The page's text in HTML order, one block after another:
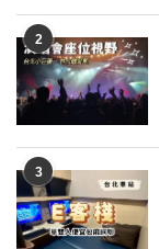
2
3